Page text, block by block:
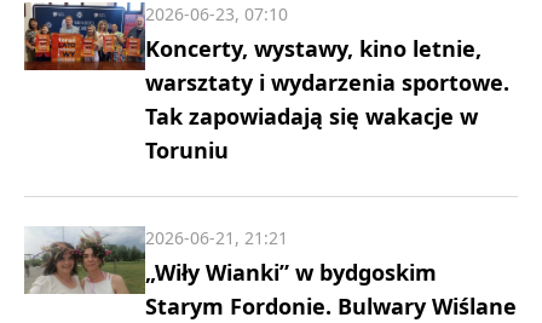
Koncerty, wystawy, kino letnie,
warsztaty i wydarzenia sportowe.
Tak zapowiadają się wakacje w
Toruniu
2026-06-23, 07:10
„Wiły Wianki” w bydgoskim
Starym Fordonie. Bulwary Wiślane
2026-06-21, 21:21